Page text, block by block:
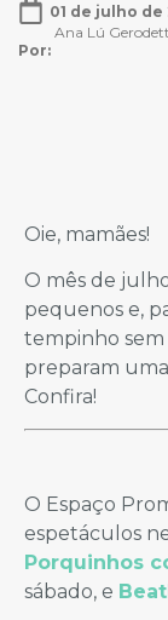
01 de julho de
Por:
Ana Lú
Oie, mamães!
O mês de
pequenos e,
tempinho sem
preparam
Confira!
O Espaço
espetáculos
Porquinhos
sábado, e